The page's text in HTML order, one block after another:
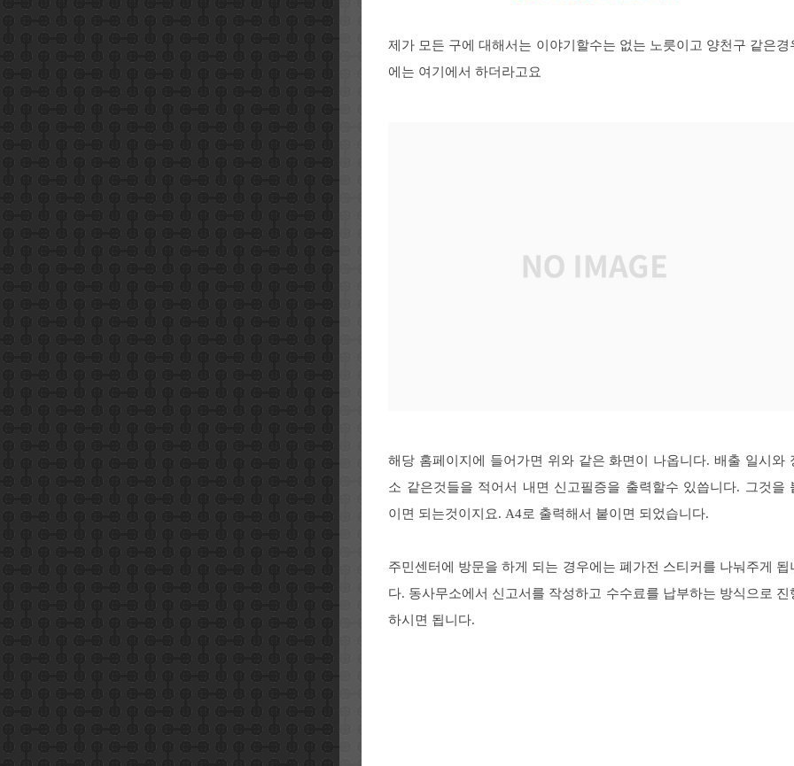
제가 모든 구에 대해서는 이야기할수는 없는 노릇이고 양천구 같은경
에는 여기에서 하더라고요
해당 홈페이지에 들어가면 위와 같은 화면이 나옵니다. 배출 일시와
소 같은것들을 적어서 내면 신고필증을 출력할수 있씁니다. 그것을
이면 되는것이지요. A4로 출력해서 붙이면 되었습니다.
주민센터에 방문을 하게 되는 경우에는 폐가전 스티커를 나눠주게 됩
다. 동사무소에서 신고서를 작성하고 수수료를 납부하는 방식으로 진
하시면 됩니다.